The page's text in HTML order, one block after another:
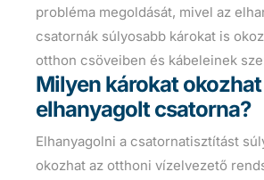
probléma megoldását, mivel az
csatornák súlyosabb károkat is
otthon csöveiben és kábeleinek
Milyen károkat okozhat
elhanyagolt csatorna?
Elhanyagolni a csatornatisztítást
okozhat az otthoni vízelvezető